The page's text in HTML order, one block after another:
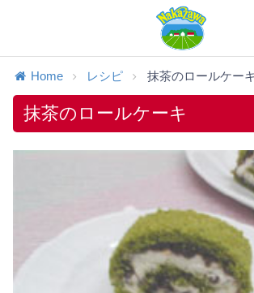
Home レシピ 抹茶のロールケーキ
抹茶のロールケーキ